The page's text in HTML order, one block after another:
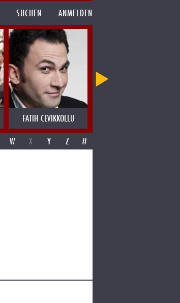
SUCHEN ANMELDEN
FATIH CEVIKKOLLU
W X Y Z #